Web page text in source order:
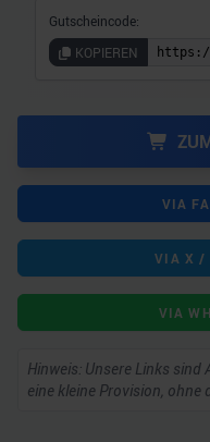
Gutscheincode:
KOPIEREN
VIA
VIA X /
VIA
Hinweis: Unsere Links
eine kleine Provision, ohne